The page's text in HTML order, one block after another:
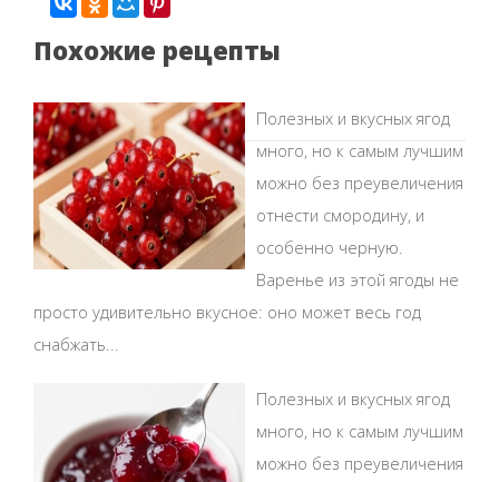
Похожие рецепты
Полезных и вкусных ягод
много, но к самым лучшим
можно без преувеличения
отнести смородину, и
особенно черную.
Варенье из этой ягоды не
просто удивительно вкусное: оно может весь год
снабжать...
Полезных и вкусных ягод
много, но к самым лучшим
можно без преувеличения